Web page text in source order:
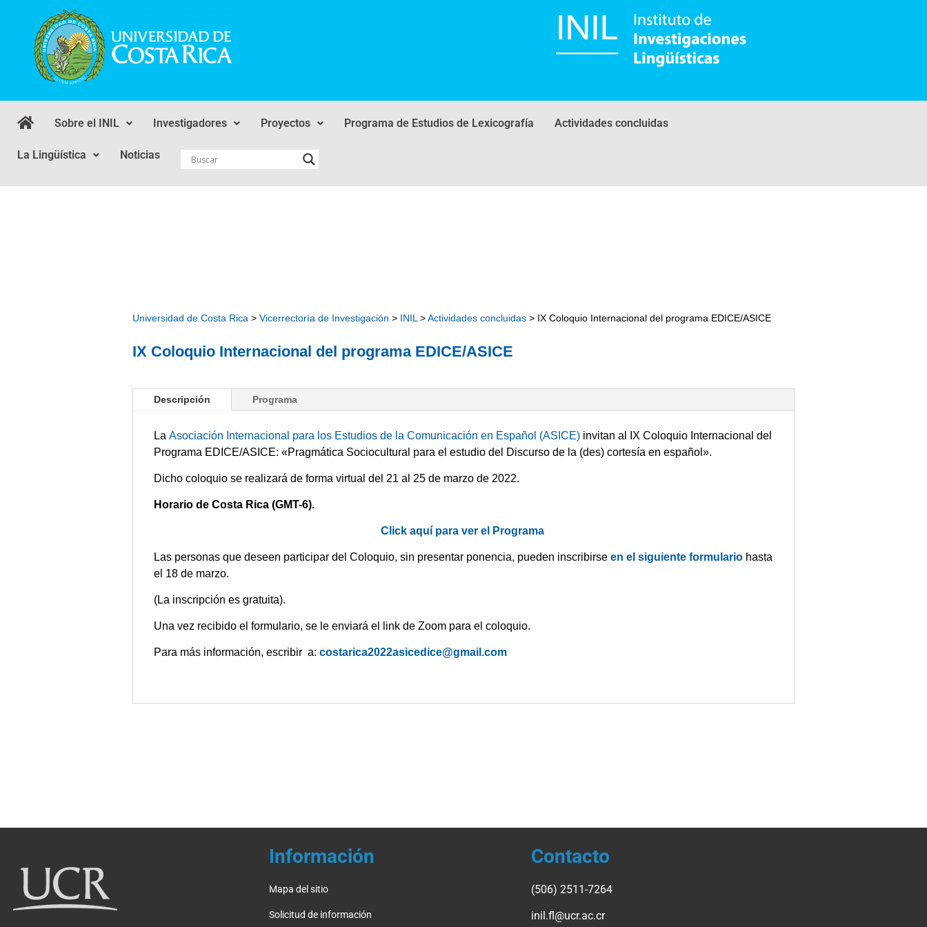
Sobre el INIL Investigadores Proyectos Programa de Estudios de Lexicografía Actividades concluidas
La Lingüística Noticias
Universidad de Costa Rica > Vicerrectoría de Investigación > INIL >Actividades concluidas > IX Coloquio Internacional del programa EDICE/ASICE
IX Coloquio Internacional del programa EDICE/ASICE
Descripción Programa
La Asociación Internacional para los Estudios de la Comunicación en Español (ASICE) invitan al IX Coloquio Internacional del
Programa EDICE/ASICE: «Pragmática Sociocultural para el estudio del Discurso de la (des) cortesía en español».
Dicho coloquio se realizará de forma virtual del 21 al 25 de marzo de 2022.
Horario de Costa Rica (GMT-6).
Click aquí para ver el Programa
Las personas que deseen participar del Coloquio, sin presentar ponencia, pueden inscribirse en el siguiente formulario hasta
el 18 de marzo.
(La inscripción es gratuita).
Una vez recibido el formulario, se le enviará el link de Zoom para el coloquio.
Para más información, escribir a: costarica2022asicedice@gmail.com
Información
Mapa del sitio
Solicitud de información
Contacto
(506) 2511-7264
inil.fl@ucr.ac.cr